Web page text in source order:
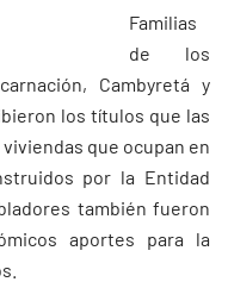
Familias
de los
Cambyretá y
los títulos que las
que ocupan en
por la Entidad
también fueron
aportes para la